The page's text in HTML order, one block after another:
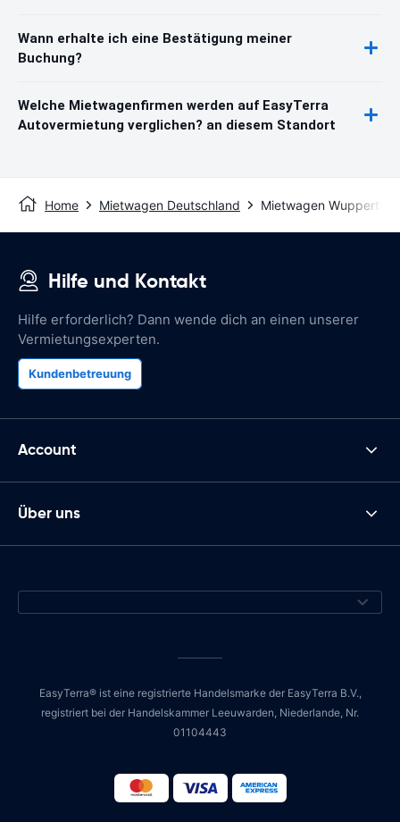
Wann erhalte ich eine Bestätigung meiner
Buchung?
Welche Mietwagenfirmen werden auf EasyTerra
Autovermietung verglichen? an diesem Standort
Home Mietwagen Deutschland Mietwagen Wuppertal
Hilfe und Kontakt
Hilfe erforderlich? Dann wende dich an einen unserer
Vermietungsexperten.
Kundenbetreuung
Account
Über uns
EasyTerra® ist eine registrierte Handelsmarke der EasyTerra B.V.,
registriert bei der Handelskammer Leeuwarden, Niederlande, Nr.
01104443